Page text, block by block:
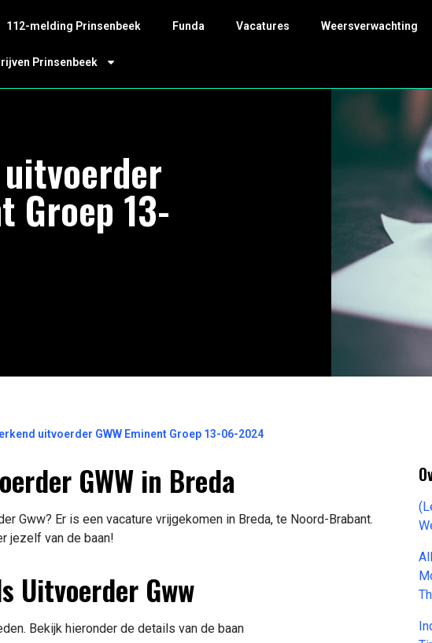
112-melding Prinsenbeek Funda Vacatures Weersverwachting
Prinsenbeek
Groep 13-
uitvoerder GWW Eminent Groep 13-06-2024
GWW in Breda
Gww? Er is een vacature vrijgekomen in Breda, te Noord-Brabant.
jezelf van de baan!
Uitvoerder Gww
Bekijk hieronder de details van de baan